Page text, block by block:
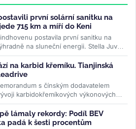
první solární sanitku na
715 km a míří do Keni
postavila první sanitku na
na sluneční energii. Stella Juva
na karbid křemíku. Tianjinská
s čínským dodavatelem
karbidokřemíkových výkonových
>>
lámaly rekordy: Podíl BEV
padá k šesti procentům